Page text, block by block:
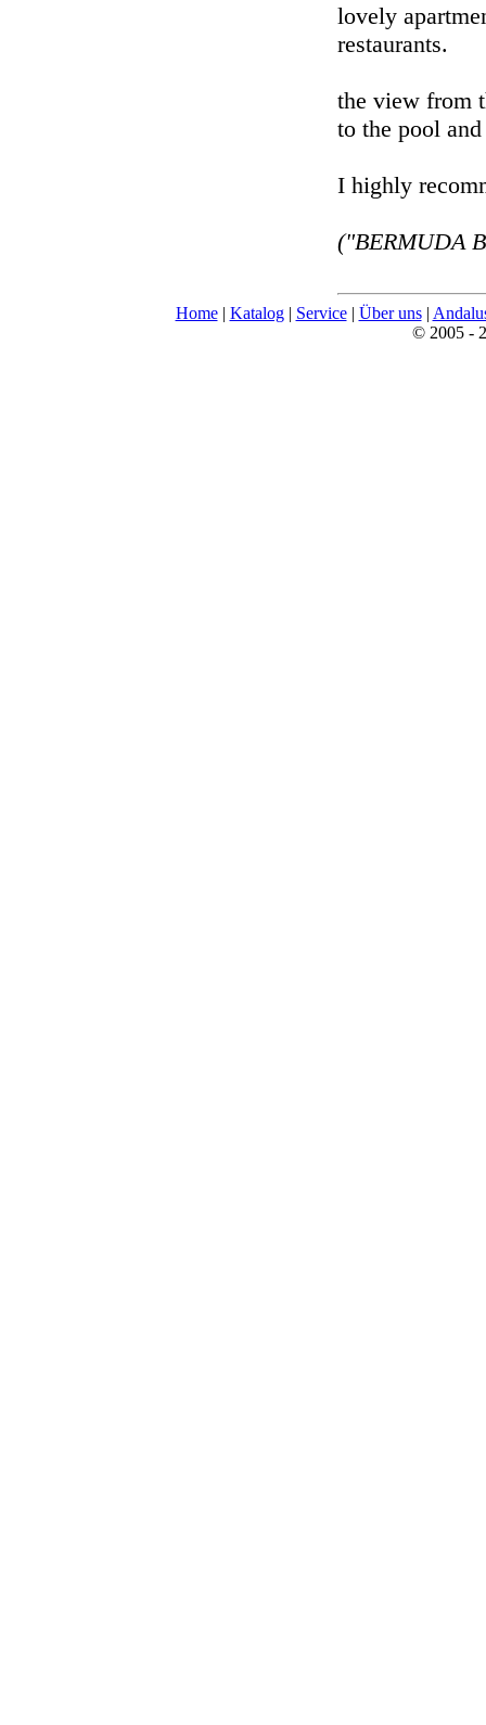
lovely
restaurants.
the view from
to the pool and
I highly
("BERMUDA
Home| Katalog| Service| Über uns|
© 2005 -